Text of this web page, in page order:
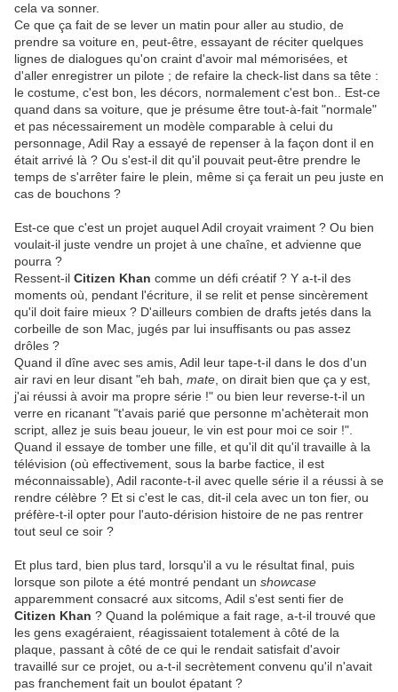
cela va sonner.
Ce que ça fait de se lever un matin pour aller au studio, de
prendre sa voiture en, peut-être, essayant de réciter quelques
lignes de dialogues qu'on craint d'avoir mal mémorisées, et
d'aller enregistrer un pilote ; de refaire la check-list dans sa tête :
le costume, c'est bon, les décors, normalement c'est bon.. Est-ce
quand dans sa voiture, que je présume être tout-à-fait "normale"
et pas nécessairement un modèle comparable à celui du
personnage, Adil Ray a essayé de repenser à la façon dont il en
était arrivé là ? Ou s'est-il dit qu'il pouvait peut-être prendre le
temps de s'arrêter faire le plein, même si ça ferait un peu juste en
cas de bouchons ?
Est-ce que c'est un projet auquel Adil croyait vraiment ? Ou bien
voulait-il juste vendre un projet à une chaîne, et advienne que
pourra ?
Ressent-il Citizen Khan comme un défi créatif ? Y a-t-il des
moments où, pendant l'écriture, il se relit et pense sincèrement
qu'il doit faire mieux ? D'ailleurs combien de drafts jetés dans la
corbeille de son Mac, jugés par lui insuffisants ou pas assez
drôles ?
Quand il dîne avec ses amis, Adil leur tape-t-il dans le dos d'un
air ravi en leur disant "eh bah, mate , on dirait bien que ça y est,
j'ai réussi à avoir ma propre série !" ou bien leur reverse-t-il un
verre en ricanant "t'avais parié que personne m'achèterait mon
script, allez je suis beau joueur, le vin est pour moi ce soir !".
Quand il essaye de tomber une fille, et qu'il dit qu'il travaille à la
télévision (où effectivement, sous la barbe factice, il est
méconnaissable), Adil raconte-t-il avec quelle série il a réussi à se
rendre célèbre ? Et si c'est le cas, dit-il cela avec un ton fier, ou
préfère-t-il opter pour l'auto-dérision histoire de ne pas rentrer
tout seul ce soir ?
Et plus tard, bien plus tard, lorsqu'il a vu le résultat final, puis
lorsque son pilote a été montré pendant un showcase
apparemment consacré aux sitcoms, Adil s'est senti fier de
Citizen Khan ? Quand la polémique a fait rage, a-t-il trouvé que
les gens exagéraient, réagissaient totalement à côté de la
plaque, passant à côté de ce qui le rendait satisfait d'avoir
travaillé sur ce projet, ou a-t-il secrètement convenu qu'il n'avait
pas franchement fait un boulot épatant ?